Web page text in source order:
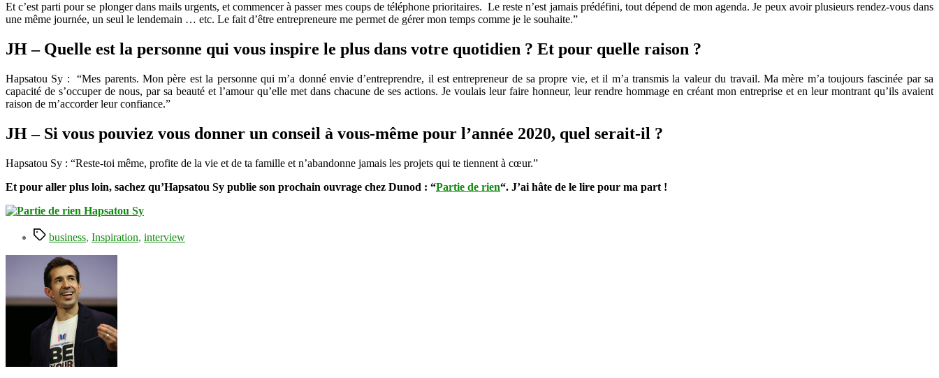
Et c’est parti pour se plonger dans mails urgents, et commencer à passer mes coups de téléphone prioritaires. Le reste n’est jamais prédéfini, tout dépend de mon agenda. Je peux avoir plusieurs rendez-vous dans
une même journée, un seul le lendemain … etc. Le fait d’être entrepreneure me permet de gérer mon temps comme je le souhaite.”
JH – Quelle est la personne qui vous inspire le plus dans votre quotidien ? Et pour quelle raison ?
Hapsatou Sy : “Mes parents. Mon père est la personne qui m’a donné envie d’entreprendre, il est entrepreneur de sa propre vie, et il m’a transmis la valeur du travail. Ma mère m’a toujours fascinée par sa
capacité de s’occuper de nous, par sa beauté et l’amour qu’elle met dans chacune de ses actions. Je voulais leur faire honneur, leur rendre hommage en créant mon entreprise et en leur montrant qu’ils avaient
raison de m’accorder leur confiance.”
JH – Si vous pouviez vous donner un conseil à vous-même pour l’année 2020, quel serait-il ?
Hapsatou Sy : “Reste-toi même, profite de la vie et de ta famille et n’abandonne jamais les projets qui te tiennent à cœur.”
Et pour aller plus loin, sachez qu’Hapsatou Sy publie son prochain ouvrage chez Dunod : “Partie de rien“. J’ai hâte de le lire pour ma part !
Étiquettes
business, Inspiration, interview